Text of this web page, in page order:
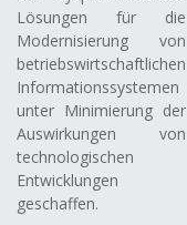
Lösungen für die
Modernisierung von
betriebswirtschaftlichen
Informationssystemen
unter Minimierung der
Auswirkungen von
technologischen
Entwicklungen
geschaffen.